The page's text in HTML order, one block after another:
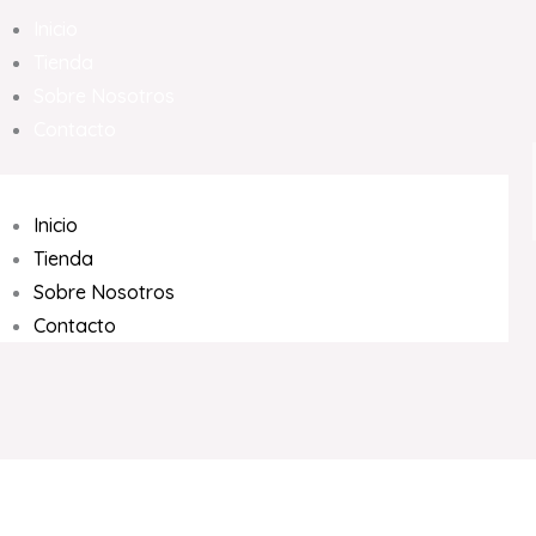
Inicio
Tienda
Sobre Nosotros
Contacto